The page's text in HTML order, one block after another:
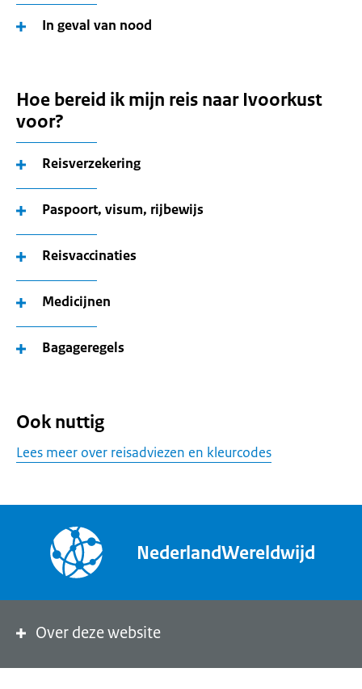
In geval van nood
Hoe bereid ik mijn reis naar Ivoorkust
voor?
Reisverzekering
Paspoort, visum, rijbewijs
Reisvaccinaties
Medicijnen
Bagageregels
Ook nuttig
Lees meer over reisadviezen en kleurcodes
NederlandWereldwijd
Over deze website